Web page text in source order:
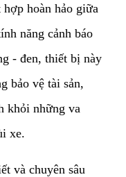
hoàn hảo giữa
năng cảnh báo
- đen, thiết bị này
bảo vệ tài sản,
khỏi những va
xe.
và chuyên sâu